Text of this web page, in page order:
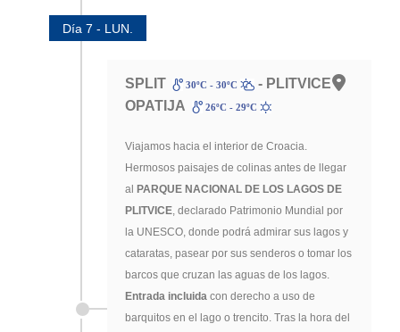
Día 7 - LUN.
SPLIT 30ºC - 30ºC
- PLITVICE -
OPATIJA
26ºC - 29ºC
Viajamos hacia el interior de Croacia.
Hermosos paisajes de colinas antes de llegar
al PARQUE NACIONAL DE LOS LAGOS DE
PLITVICE, declarado Patrimonio Mundial por
la UNESCO, donde podrá admirar sus lagos y
cataratas, pasear por sus senderos o tomar los
barcos que cruzan las aguas de los lagos.
Entrada incluida con derecho a uso de
barquitos en el lago o trencito. Tras la hora del